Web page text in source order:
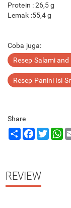
Protein : 26,5 g
Lemak :55,4 g
Coba juga:
Resep Salami
Resep Panini Isi
Share
ShareFacebook
Twitter
REVIEW